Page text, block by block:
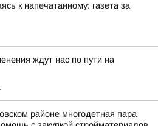
к напечатанному: газета за
ждут нас по пути на
районе многодетная пара